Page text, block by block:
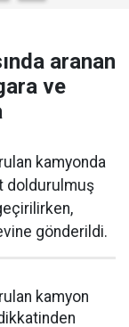
aranan
ve
kamyonda
doldurulmuş
gönderildi.
kamyon